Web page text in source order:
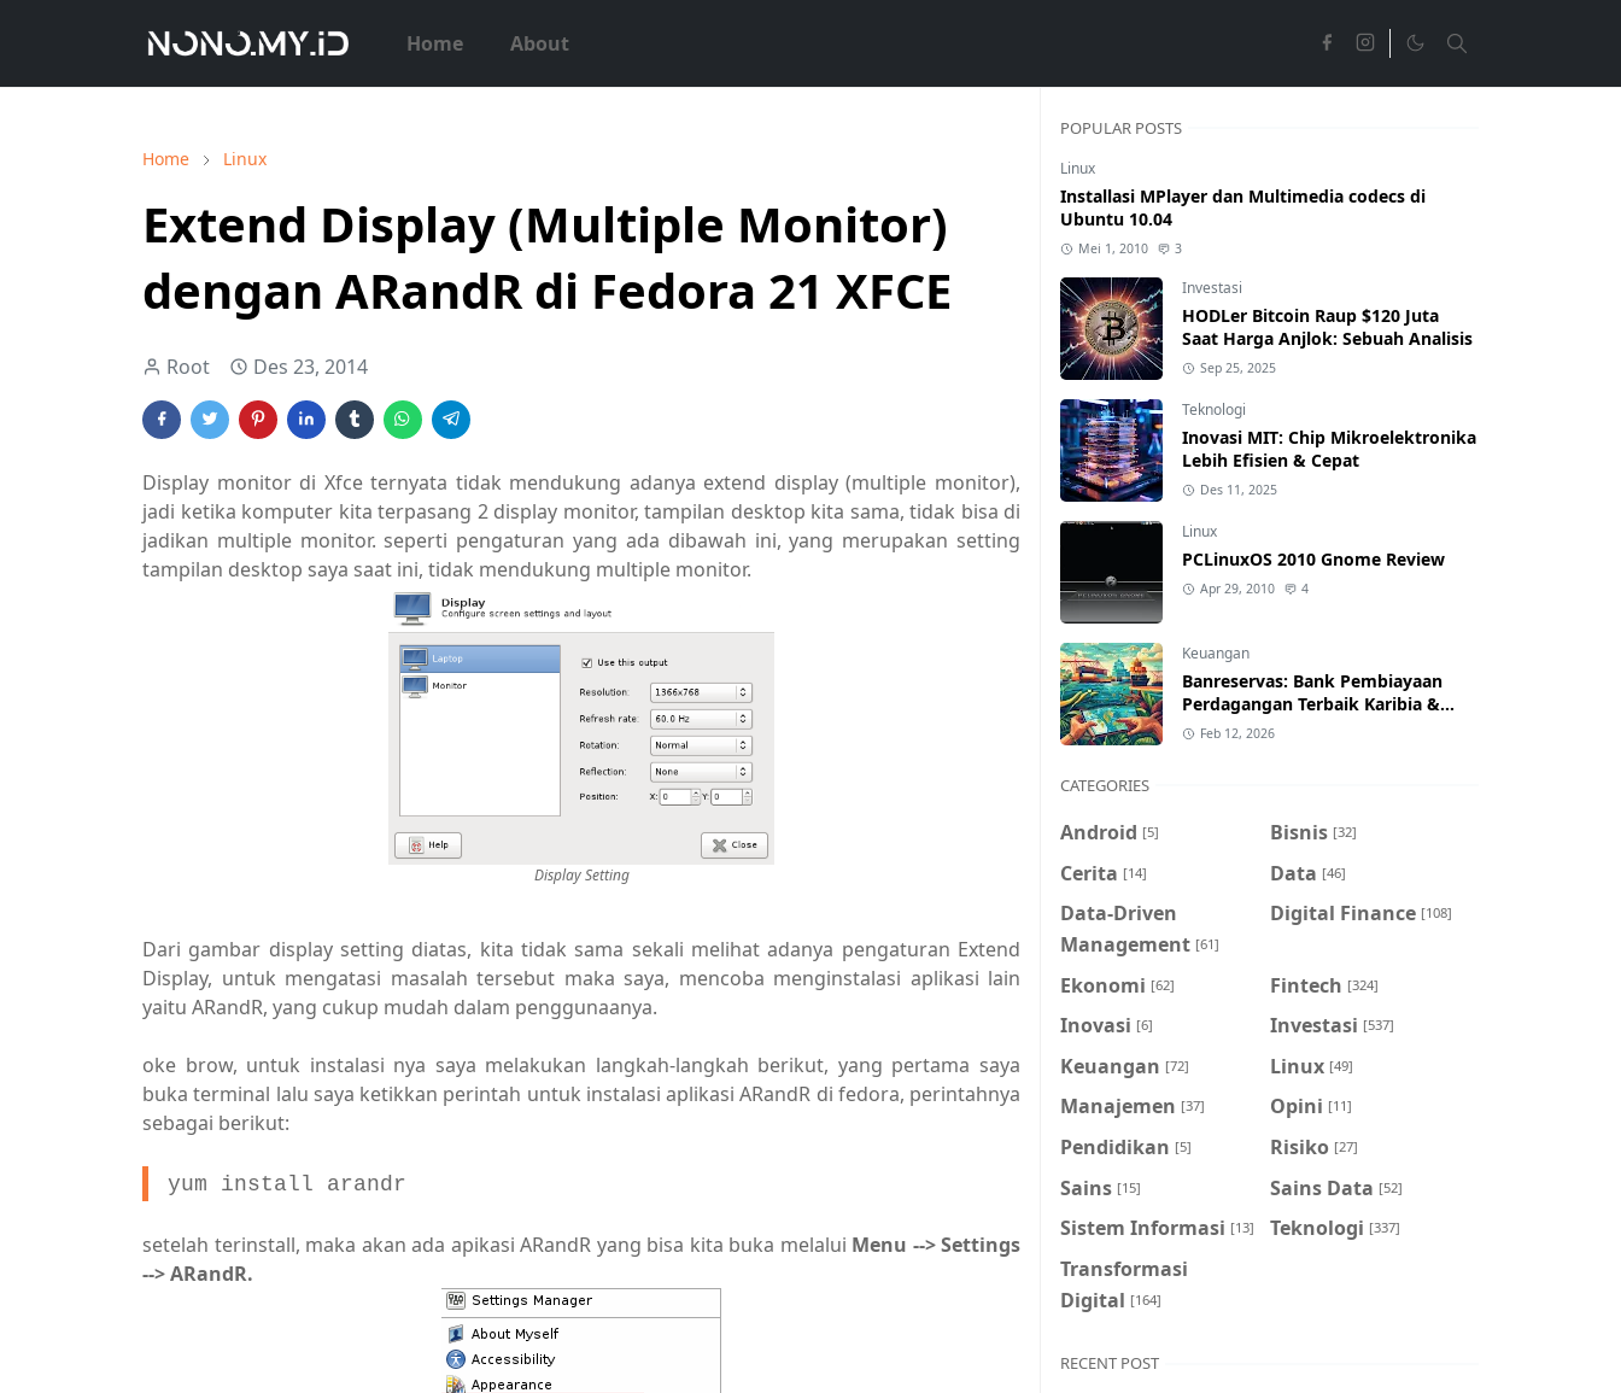
Home About
Home Linux
Extend Display (Multiple Monitor)
dengan ARandR di Fedora 21 XFCE
Root Des 23, 2014
Display monitor di Xfce ternyata tidak mendukung adanya extend display (multiple monitor),
jadi ketika komputer kita terpasang 2 display monitor, tampilan desktop kita sama, tidak bisa di
jadikan multiple monitor. seperti pengaturan yang ada dibawah ini, yang merupakan setting
tampilan desktop saya saat ini, tidak mendukung multiple monitor.
Display Setting
Dari gambar display setting diatas, kita tidak sama sekali melihat adanya pengaturan Extend
Display, untuk mengatasi masalah tersebut maka saya, mencoba menginstalasi aplikasi lain
yaitu ARandR, yang cukup mudah dalam penggunaanya.
oke brow, untuk instalasi nya saya melakukan langkah-langkah berikut, yang pertama saya
buka terminal lalu saya ketikkan perintah untuk instalasi aplikasi ARandR di fedora, perintahnya
sebagai berikut:
yum install arandr
setelah terinstall, maka akan ada apikasi ARandR yang bisa kita buka melalui Menu --> Settings
--> ARandR.
POPULAR POSTS
Linux
Installasi MPlayer dan Multimedia codecs di
Ubuntu 10.04
Mei 1, 2010 3
Investasi
HODLer Bitcoin Raup $120 Juta
Saat Harga Anjlok: Sebuah Analisis
Sep 25, 2025
Teknologi
Inovasi MIT: Chip Mikroelektronika
Lebih Efisien & Cepat
Des 11, 2025
Linux
PCLinuxOS 2010 Gnome Review
Apr 29, 2010 4
Keuangan
Banreservas: Bank Pembiayaan
Perdagangan Terbaik Karibia &
Pelajaran untuk Indonesia
Feb 12, 2026
CATEGORIES
Android [5] Bisnis [32]
Cerita [14] Data [46]
Data-Driven
Management [61]
Digital Finance [108]
Ekonomi [62] Fintech [324]
Inovasi [6] Investasi [537]
Keuangan [72] Linux [49]
Manajemen [37] Opini [11]
Pendidikan [5] Risiko [27]
Sains [15] Sains Data [52]
Sistem Informasi [13] Teknologi [337]
Transformasi
Digital [164]
RECENT POST